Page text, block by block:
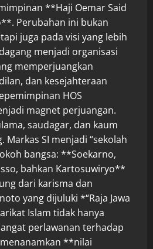
**Haji Oemar Said
Perubahan ini bukan
juga pada visi yang lebih
menjadi organisasi
memperjuangkan
dan kesejahteraan
HOS
magnet perjuangan.
saudagar, dan kaum
SI menjadi “sekolah
bangsa: **Soekarno,
bahkan Kartosuwiryo**
dari karisma dan
yang dijuluki *“Raja Jawa
Islam tidak hanya
perlawanan terhadap
**nilai